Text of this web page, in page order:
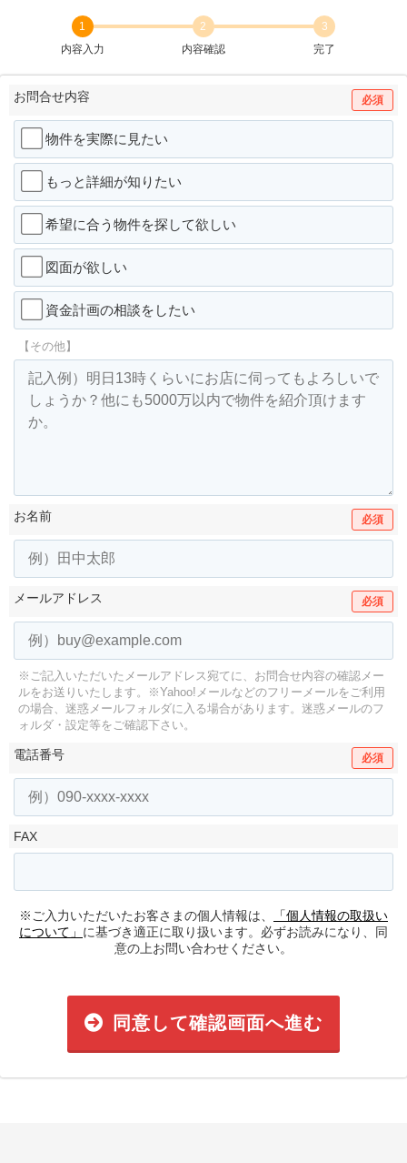
1
内容入力
2
内容確認
3
完了
お問合せ内容 必須
物件を実際に見たい
もっと詳細が知りたい
希望に合う物件を探して欲しい
図面が欲しい
資金計画の相談をしたい
【その他】
お名前 必須
メールアドレス 必須
※ご記入いただいたメールアドレス宛てに、お問合せ内容の確認メー
ルをお送りいたします。
※Yahoo!メールなどのフリーメールをご利用
の場合、迷惑メールフォルダに入る場合があります。 迷惑メールのフ
ォルダ・設定等をご確認下さい。
電話番号 必須
FAX
※ご入力いただいたお客さまの個人情報は、
「個人情報の取扱い
について」 に基づき適正に取り扱います。必ずお読みになり、同
意の上お問い合わせください。
同意して確認画面へ進む